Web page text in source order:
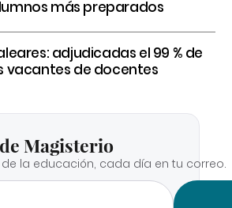
más preparados
adjudicadas el 99 % de
vacantes de docentes
Magisterio
de la educación, cada día en tu correo.